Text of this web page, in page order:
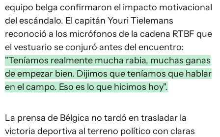
equipo belga confirmaron el impacto motivacional
del escándalo. El capitán Youri Tielemans
reconoció a los micrófonos de la cadena RTBF que
el vestuario se conjuró antes del encuentro:
"Teníamos realmente mucha rabia, muchas ganas
de empezar bien. Dijimos que teníamos que hablar
en el campo. Eso es lo que hicimos hoy".
La prensa de Bélgica no tardó en trasladar la
victoria deportiva al terreno político con claras